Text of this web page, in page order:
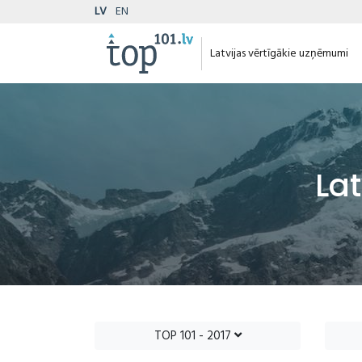
LV EN
Latvijas vērtīgākie uzņēmumi
TOP 101 - 2017